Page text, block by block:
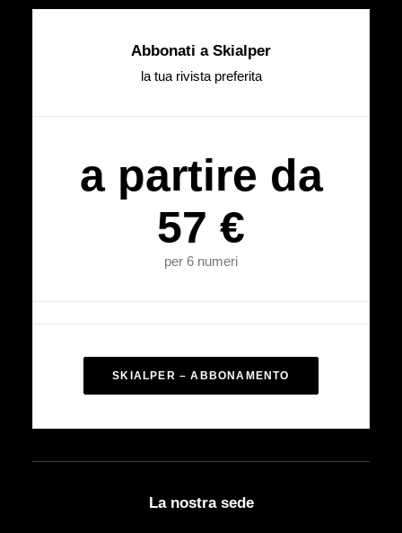
Abbonati a Skialper
la tua rivista preferita
a partire da
57 €
per 6 numeri
SKIALPER – ABBONAMENTO
La nostra sede